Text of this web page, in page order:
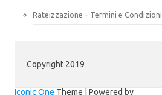
Rateizzazione – Termini e Condizioni
Copyright 2019
Iconic One Theme | Powered by